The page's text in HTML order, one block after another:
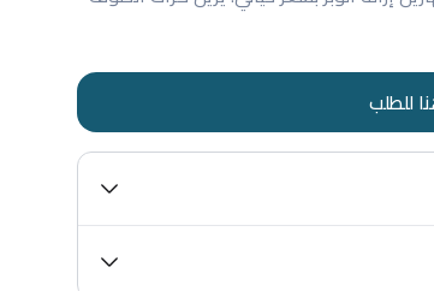
للطلب